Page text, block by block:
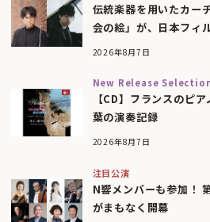
伝統楽器を用いたカー
会の絵」が、日本フィ
2026年8月7日
New Release
【CD】フランスのピ
葉の演奏記録
2026年8月7日
注目公演
N響メンバーも参加！
がまもなく開幕